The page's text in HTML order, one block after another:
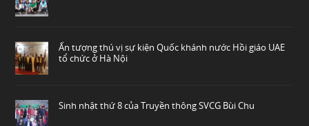
Ấn tượng thú vị sự kiện Quốc khánh nước Hồi giáo UAE
tổ chức ở Hà Nội
Sinh nhật thứ 8 của Truyền thông SVCG Bùi Chu